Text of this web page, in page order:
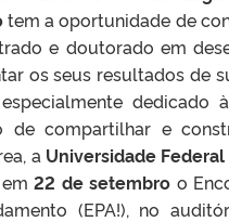
tem a oportunidade de
e doutorado em
os seus resultados de
dedicado
de compartilhar e
a Universidade
22 de setembro o
(EPA!), no